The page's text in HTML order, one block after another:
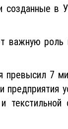
в
важную роль
превысил 7
предприятия